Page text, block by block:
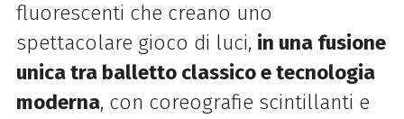
fluorescenti che creano uno
spettacolare gioco di luci, in una fusione
unica tra balletto classico e tecnologia
moderna, con coreografie scintillanti e